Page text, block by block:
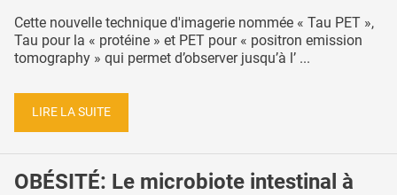
Cette nouvelle technique d'imagerie nommée « Tau PET »,
Tau pour la « protéine » et PET pour « positron emission
tomography » qui permet d’observer jusqu’à l’ ...
LIRE LA SUITE
OBÉSITÉ: Le microbiote intestinal à